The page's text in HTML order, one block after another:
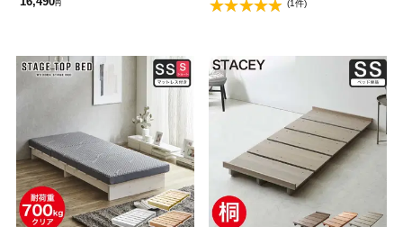
円 (1件)